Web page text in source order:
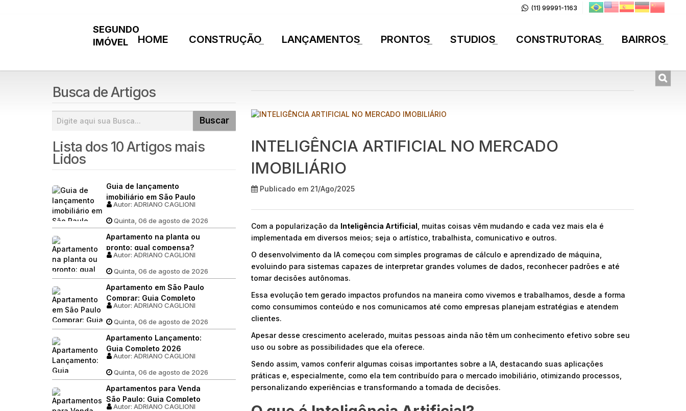
(11) 99991-1163
BAIRROS
CONSTRUTORAS
STUDIOS
PRONTOS
LANÇAMENTOS
CONSTRUÇÃO
HOME
Busca de Artigos
Lista dos 10 Artigos mais
Lidos
Guia de lançamento
imobiliário em São Paulo
Autor: ADRIANO CAGLIONI
Quinta, 06 de agosto de 2026
Apartamento na planta ou
pronto: qual compensa?
Apartamento na planta ou
pronto: qual compensa?
Autor: ADRIANO CAGLIONI
Quinta, 06 de agosto de 2026
Apartamento em São Paulo
Comprar: Guia Completo
2026
Autor: ADRIANO CAGLIONI
Quinta, 06 de agosto de 2026
Apartamento Lançamento:
Guia Completo 2026
Autor: ADRIANO CAGLIONI
Quinta, 06 de agosto de 2026
Apartamentos para Venda
São Paulo: Guia Completo
Autor: ADRIANO CAGLIONI
INTELIGÊNCIA ARTIFICIAL NO MERCADO
IMOBILIÁRIO
Publicado em 21/Ago/2025
Com a popularização da Inteligência Artificial , muitas coisas vêm mudando e cada vez mais ela é
implementada em diversos meios; seja o artístico, trabalhista, comunicativo e outros.
O desenvolvimento da IA começou com simples programas de cálculo e aprendizado de máquina,
evoluindo para sistemas capazes de interpretar grandes volumes de dados, reconhecer padrões e até
tomar decisões autônomas.
Essa evolução tem gerado impactos profundos na maneira como vivemos e trabalhamos, desde a forma
como consumimos conteúdo e nos comunicamos até como empresas planejam estratégias e atendem
clientes.
Apesar desse crescimento acelerado, muitas pessoas ainda não têm um conhecimento efetivo sobre seu
uso ou sobre as possibilidades que ela oferece.
Sendo assim, vamos conferir algumas coisas importantes sobre a IA, destacando suas aplicações
práticas e, especialmente, como ela tem contribuído para o mercado imobiliário, otimizando processos,
personalizando experiências e transformando a tomada de decisões.